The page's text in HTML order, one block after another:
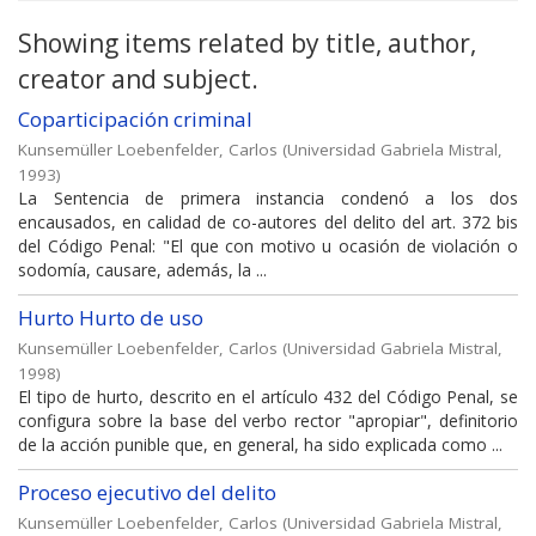
Showing items related by title, author,
creator and subject.
Coparticipación criminal
Kunsemüller Loebenfelder, Carlos (Universidad Gabriela Mistral,
1993)
La Sentencia de primera instancia condenó a los dos
encausados, en calidad de co-autores del delito del art. 372 bis
del Código Penal: "El que con motivo u ocasión de violación o
sodomía, causare, además, la ...
Hurto Hurto de uso
Kunsemüller Loebenfelder, Carlos (Universidad Gabriela Mistral,
1998)
El tipo de hurto, descrito en el artículo 432 del Código Penal, se
configura sobre la base del verbo rector "apropiar", definitorio
de la acción punible que, en general, ha sido explicada como ...
Proceso ejecutivo del delito
Kunsemüller Loebenfelder, Carlos (Universidad Gabriela Mistral,